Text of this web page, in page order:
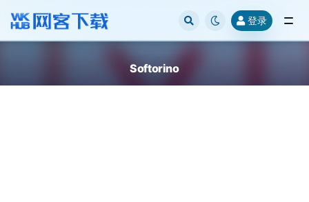
登录
Softorino
全部